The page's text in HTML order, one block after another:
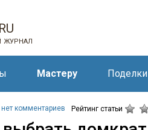
журнал
Мастеру Поделки
нет комментариев Рейтинг статьи